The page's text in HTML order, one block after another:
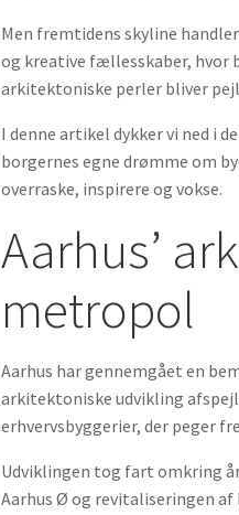
Men fremtidens skyline
og kreative fællesskaber, hvor
arkitektoniske perler bliver
I denne artikel dykker vi ned i
borgernes egne drømme om
overraske, inspirere og vokse.
Aarhus’
metropol
Aarhus har gennemgået en
arkitektoniske udvikling
erhvervsbyggerier, der peger
Udviklingen tog fart omkring
Aarhus Ø og revitaliseringen